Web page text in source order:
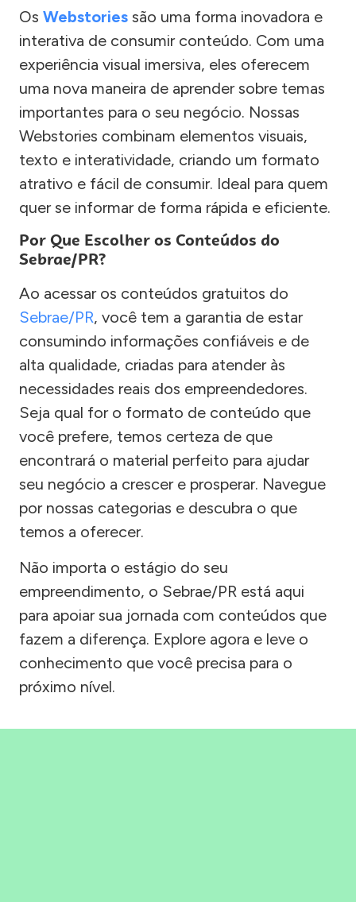
Os Webstories são uma forma inovadora e
interativa de consumir conteúdo. Com uma
experiência visual imersiva, eles oferecem
uma nova maneira de aprender sobre temas
importantes para o seu negócio. Nossas
Webstories combinam elementos visuais,
texto e interatividade, criando um formato
atrativo e fácil de consumir. Ideal para quem
quer se informar de forma rápida e eficiente.
Por Que Escolher os Conteúdos do
Sebrae/PR?
Ao acessar os conteúdos gratuitos do
Sebrae/PR, você tem a garantia de estar
consumindo informações confiáveis e de
alta qualidade, criadas para atender às
necessidades reais dos empreendedores.
Seja qual for o formato de conteúdo que
você prefere, temos certeza de que
encontrará o material perfeito para ajudar
seu negócio a crescer e prosperar. Navegue
por nossas categorias e descubra o que
temos a oferecer.
Não importa o estágio do seu
empreendimento, o Sebrae/PR está aqui
para apoiar sua jornada com conteúdos que
fazem a diferença. Explore agora e leve o
conhecimento que você precisa para o
próximo nível.